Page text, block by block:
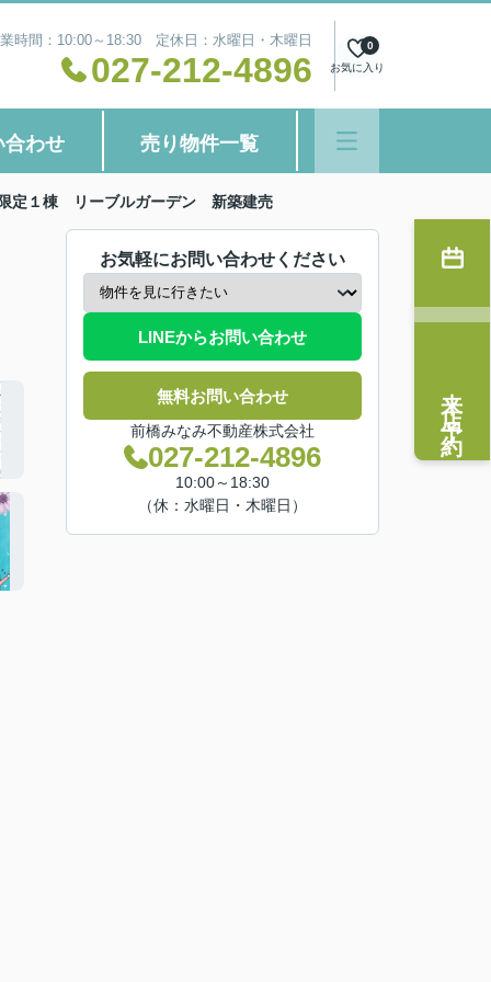
時間：10:00～18:30 定休日：水曜日・木曜日
027-212-4896 お気に入り
0
合わせ 売り物件一覧
定１棟 リーブルガーデン 新築建売
お気軽にお問い合わせください
LINEからお問い合わせ
無料お問い合わせ
前橋みなみ不動産株式会社
027-212-4896
10:00～18:30
（休：水曜日・木曜日）
来店予約